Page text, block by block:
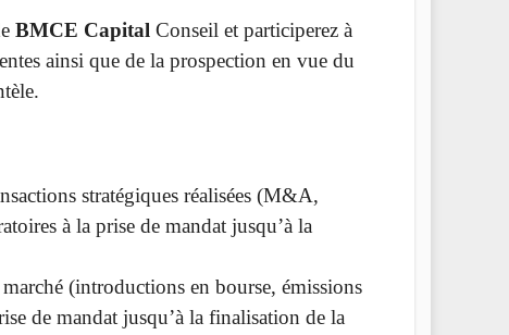
BMCE Capital Conseil et participerez à
ainsi que de la prospection en vue du
stratégiques réalisées (M&A,
à la prise de mandat jusqu’à la
(introductions en bourse, émissions
de mandat jusqu’à la finalisation de la